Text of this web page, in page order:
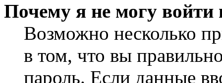
Почему я не могу войти
Возможно несколько
в том, что вы
пароль. Если данные